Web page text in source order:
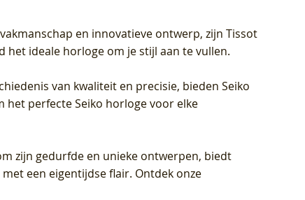
en innovatieve ontwerp, zijn Tissot
het ideale horloge om je stijl aan te vullen.
van kwaliteit en precisie, bieden Seiko
het perfecte Seiko horloge voor elke
zijn gedurfde en unieke ontwerpen, biedt
een eigentijdse flair. Ontdek onze